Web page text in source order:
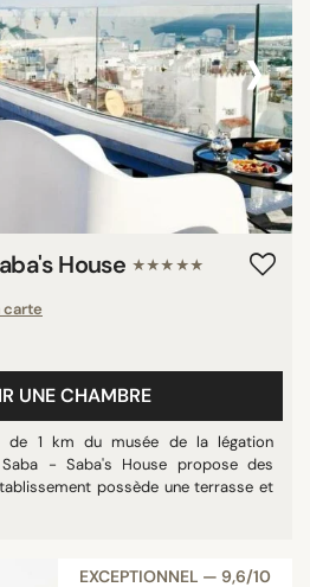
›
House ★★★★★
carte
UNE CHAMBRE
de 1 km du musée de la légation
- Saba's House propose des
possède une terrasse et
EXCEPTIONNEL — 9,6/10